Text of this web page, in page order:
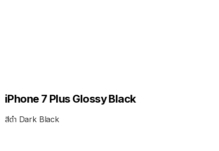
iPhone 7 Plus Glossy Black
สีดำ Dark Black